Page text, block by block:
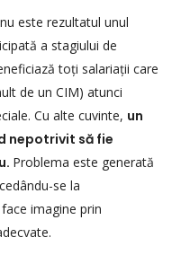
este rezultatul unul
a stagiului de
toți salariații care
de un CIM) atunci
Cu alte cuvinte, un
nepotrivit să fie
Problema este generată
se la
imagine prin